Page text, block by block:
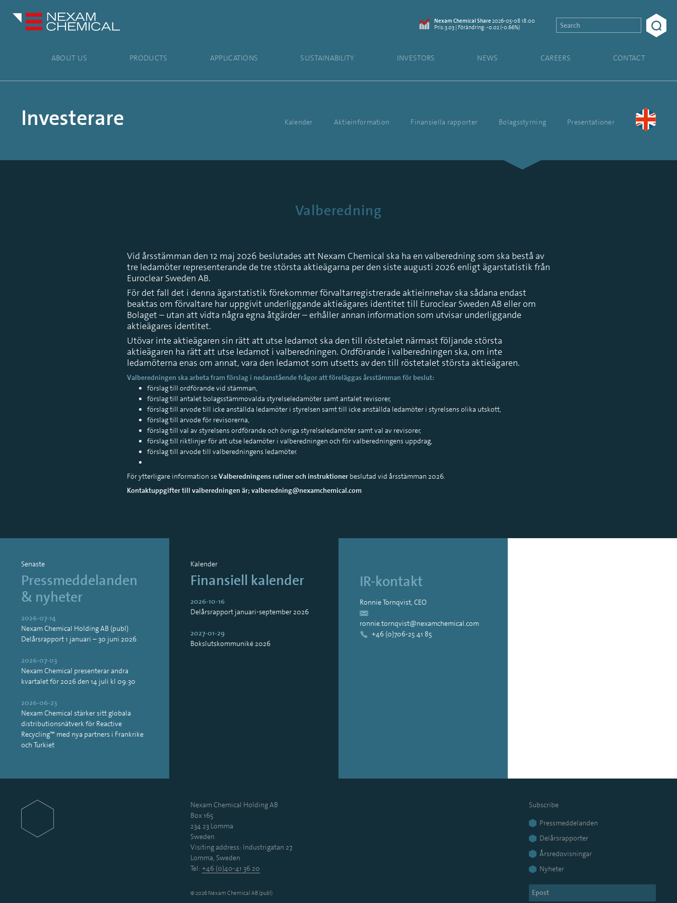
Nexam Chemical Share2026-05-08 18:00
Pris:3.03 | Förändring: -0.02 (-0.66%)
ABOUT US PRODUCTS APPLICATIONS SUSTAINABILITY INVESTORS NEWS CAREERS CONTACT
Investerare Kalender Aktieinformation Finansiella rapporter Bolagsstyrning Presentationer
Valberedning
Vid årsstämman den 12 maj 2026 beslutades att Nexam Chemical ska ha en valberedning som ska bestå av
tre ledamöter representerande de tre största aktieägarna per den siste augusti 2026 enligt ägarstatistik från
Euroclear Sweden AB.
För det fall det i denna ägarstatistik förekommer förvaltarregistrerade aktieinnehav ska sådana endast
beaktas om förvaltare har uppgivit underliggande aktieägares identitet till Euroclear Sweden AB eller om
Bolaget – utan att vidta några egna åtgärder – erhåller annan information som utvisar underliggande
aktieägares identitet.
Utövar inte aktieägaren sin rätt att utse ledamot ska den till röstetalet närmast följande största
aktieägaren ha rätt att utse ledamot i valberedningen. Ordförande i valberedningen ska, om inte
ledamöterna enas om annat, vara den ledamot som utsetts av den till röstetalet största aktieägaren.
Valberedningen ska arbeta fram förslag i nedanstående frågor att föreläggas årsstämman för beslut:
förslag till ordförande vid stämman,
förslag till antalet bolagsstämmovalda styrelseledamöter samt antalet revisorer,
förslag till arvode till icke anställda ledamöter i styrelsen samt till icke anställda ledamöter i styrelsens olika utskott,
förslag till arvode för revisorerna,
förslag till val av styrelsens ordförande och övriga styrelseledamöter samt val av revisorer,
förslag till riktlinjer för att utse ledamöter i valberedningen och för valberedningens uppdrag,
förslag till arvode till valberedningens ledamöter.
För ytterligare information seValberedningens rutiner och instruktioner beslutad vid årsstämman 2026.
Kontaktuppgifter till valberedningen är; valberedning@nexamchemical.com
Senaste
Pressmeddelanden
& nyheter
2026-07-14
Nexam Chemical Holding AB (publ)
Delårsrapport 1 januari – 30 juni 2026
2026-07-03
Nexam Chemical presenterar andra
kvartalet för 2026 den 14 juli kl 09:30
2026-06-23
Nexam Chemical stärker sitt globala
distributionsnätverk för Reactive
Recycling™ med nya partners i Frankrike
och Turkiet
Kalender
Finansiell kalender
2026-10-16
Delårsrapport januari-september 2026
2027-01-29
Bokslutskommuniké 2026
IR-kontakt
Ronnie Tornqvist, CEO
ronnie.tornqvist@nexamchemical.com
+46 (0)706-25 41 85
Nexam Chemical Holding AB
Box 165
234 23 Lomma
Sweden
Visiting address: Industrigatan 27,
Lomma, Sweden
Tel: +46 (0)40-41 36 20
© 2026 Nexam Chemical AB (publ)
Subscribe
Pressmeddelanden
Delårsrapporter
Årsredovisningar
Nyheter